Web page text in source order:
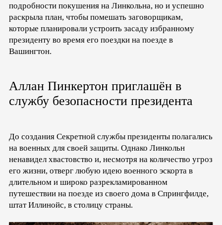
подробности покушения на Линкольна, но и успешно
раскрыла план, чтобы помешать заговорщикам,
которые планировали устроить засаду избранному
президенту во время его поездки на поезде в
Вашингтон.
Аллан Пинкертон приглашён в
службу безопасности президента
До создания Секретной службы президенты полагались
на военных для своей защиты. Однако Линкольн
ненавидел хвастовство и, несмотря на количество угроз
его жизни, отверг любую идею военного эскорта в
длительном и широко разрекламированном
путешествии на поезде из своего дома в Спрингфилде,
штат Иллинойс, в столицу страны.